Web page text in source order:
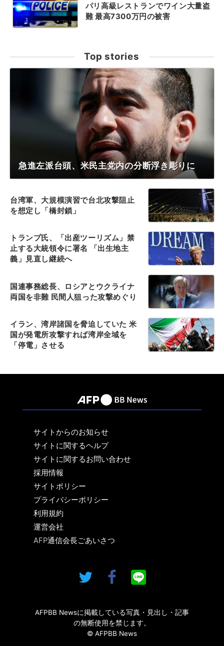
パリ高級レストランでワイン大量盗
難 最高7300万円の被害
Top stories
急進左派台頭、米民主党内の分断浮き彫りに
台湾軍、大規模演習で台北攻撃阻止
を想定し「橋封鎖」
トランプ氏、「出産ツーリズム」禁
止する大統領令に署名 「出生地主
義」見直し継続へ
国連事務総長、ロシアとウクライナ
両国を非難 民間人狙った攻撃めぐり
イラン、湾岸諸国を脅迫していた 米
国が発電所攻撃すれば湾岸全域を
「停電」させる
サイトからのお知らせ
サイトに関するヘルプ
サイトに関するお問い合わせ
採用情報
サイトポリシー
プライバシーポリシー
利用規約
運営会社
AFP通信会長ごあいさつ
AFPBB Newsに掲載している写真・見出し・記事
の無断使用を禁じます。
© AFPBB News